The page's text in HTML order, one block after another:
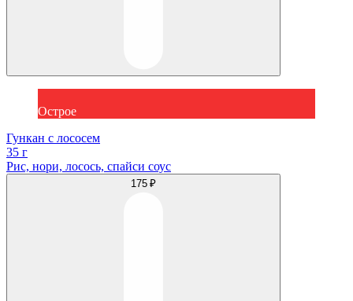
Острое
Гункан с лососем
35 г
Рис, нори, лосось, спайси соус
175 ₽